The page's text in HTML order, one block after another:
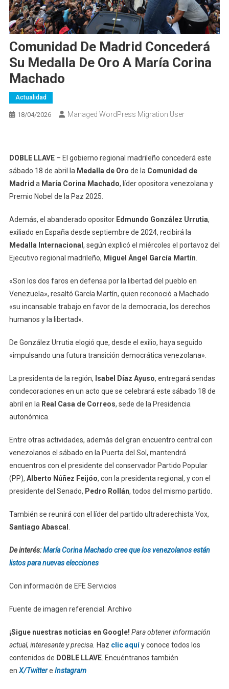
Comunidad De Madrid Concederá
Su Medalla De Oro A María Corina
Machado
Actualidad
18/04/2026 Managed WordPress Migration User
DOBLE LLAVE– El gobierno regional madrileño concederá este
sábado 18 de abril la Medalla de Oro de laComunidad de
Madrid a María Corina Machado, líder opositora venezolana y
Premio Nobel de la Paz 2025.
Además, el abanderado opositor Edmundo González Urrutia,
exiliado en España desde septiembre de 2024, recibirá la
Medalla Internacional , según explicó el miércoles el portavoz del
Ejecutivo regional madrileño, Miguel Ángel García Martín.
«Son los dos faros en defensa por la libertad del pueblo en
Venezuela», resaltó García Martín, quien reconoció a Machado
«su incansable trabajo en favor de la democracia, los derechos
humanos y la libertad».
De González Urrutia elogió que, desde el exilio, haya seguido
«impulsando una futura transición democrática venezolana».
La presidenta de la región, Isabel Díaz Ayuso, entregará sendas
condecoraciones en un acto que se celebrará este sábado 18 de
abril en la Real Casa de Correos, sede de la Presidencia
autonómica.
Entre otras actividades, además del gran encuentro central con
venezolanos el sábado en la Puerta del Sol, mantendrá
encuentros con el presidente del conservador Partido Popular
(PP), Alberto Núñez Feijóo, con la presidenta regional, y con el
presidente del Senado, Pedro Rollán, todos del mismo partido.
También se reunirá con el líder del partido ultraderechista Vox,
Santiago Abascal .
De interés:María Corina Machado cree que los venezolanos están
listos para nuevas elecciones
Con información de EFE Servicios
Fuente de imagen referencial: Archivo
¡Sigue nuestras noticias en Google! Para obtener información
actual, interesante y precisa. Haz clic aquíy conoce todos los
contenidos de DOBLE LLAVE. Encuéntranos también
enX/Twittere Instagram